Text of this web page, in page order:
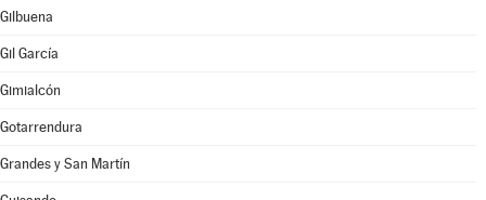
Gilbuena
Gil García
Gimialcón
Gotarrendura
Grandes y San Martín